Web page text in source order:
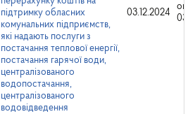
підтримку обласних
комунальних підприємств,
які надають послуги з
постачання теплової енергії,
постачання гарячої води,
централізованого
водопостачання,
централізованого
водовідведення
03.12.2024